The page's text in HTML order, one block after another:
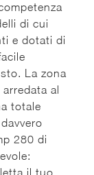
di cui
e dotati di
La zona
al
totale
280 di